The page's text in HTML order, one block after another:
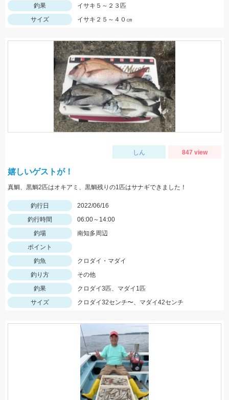
釣果
イサキ５～２３匹
サイズ
イサキ２５～４０㎝
しん 847 view
嬉しいゲストが！
真鯛、黒鯛2匹はオキアミ、黒鯛残りの1匹はサナギできました！
釣行日
2022/06/16
釣行時間
06:00～14:00
釣場
南知多周辺
ポイント
釣魚
クロダイ・マダイ
釣り方
その他
釣果
クロダイ3匹、マダイ1匹
サイズ
クロダイ32センチ〜、マダイ42センチ